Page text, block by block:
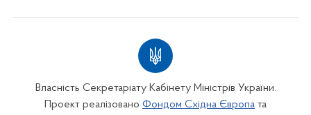
Власність Секретаріату Кабінету Міністрів України.
Проект реалізовано Фондом Східна Європа та